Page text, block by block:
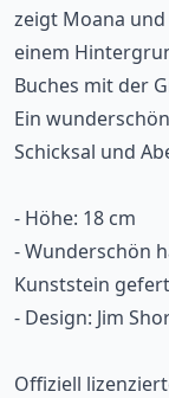
zeigt Moana
einem
Buches mit der
Ein
Schicksal und
- Höhe: 18 cm
- Wunderschön
Kunststein
- Design: Jim
Offiziell